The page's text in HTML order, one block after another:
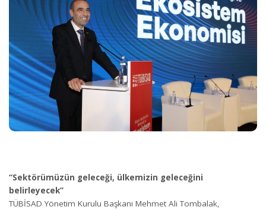
“Sektörümüzün geleceği, ülkemizin geleceğini
belirleyecek”
TÜBİSAD Yönetim Kurulu Başkanı Mehmet Ali Tombalak,